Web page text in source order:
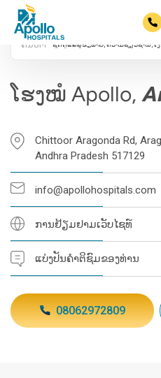
ໃຫ້ຂ້າມໄປຫາເນື້ອໃນຕົ້ນຕໍ
Google
ຄົ້ນຫາ
ໂຮງໝໍ Apollo,
Chittoor Aragonda Rd,
Andhra Pradesh 517129
info@apollohospitals.com
ການຢ້ຽມຢາມເວັບໄຊທ໌
ແບ່ງປັນຄຳຕິຊົມຂອງທ່ານ
08062972809